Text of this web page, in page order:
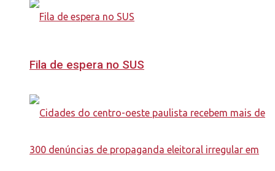
Fila de espera no SUS